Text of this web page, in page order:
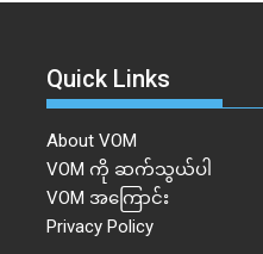
Quick Links
About VOM
VOM ကို ဆက်သွယ်ပါ
VOM အကြောင်း
Privacy Policy